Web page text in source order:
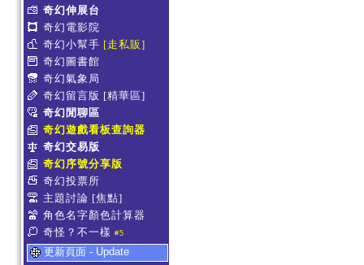
奇幻伸展台
奇幻電影院
奇幻小幫手 [走私販]
奇幻圖書館
奇幻氣象局
奇幻留言版 [精華區]
奇幻閒聊區
奇幻遊戲看板查詢器
奇幻交易版
奇幻序號分享版
奇幻投票所
主題討論 [焦點]
角色名字顏色計算器
奇怪？不一樣 #5
更新頁面 - Update